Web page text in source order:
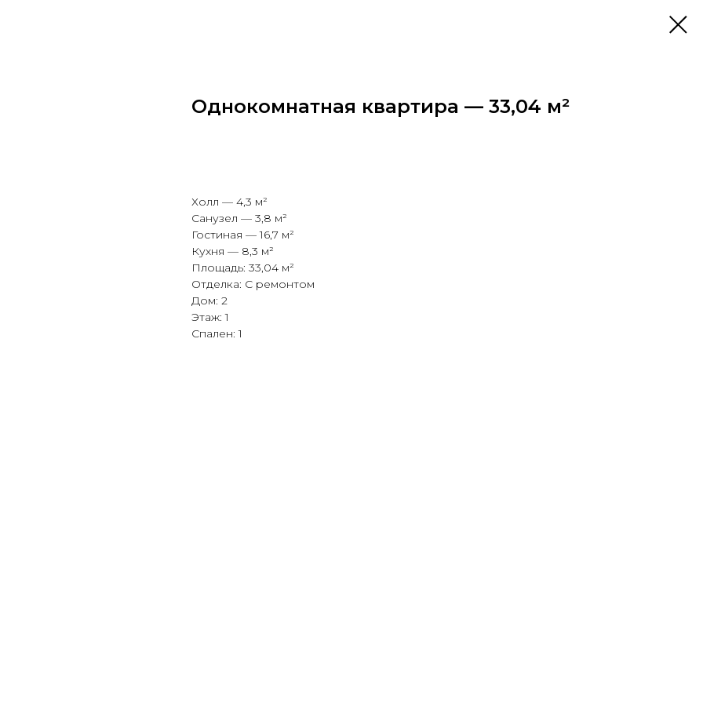
Однокомнатная квартира — 33,04 м²
Холл — 4,3 м²
Санузел — 3,8 м²
Гостиная — 16,7 м²
Кухня — 8,3 м²
Площадь: 33,04 м²
Отделка: С ремонтом
Дом: 2
Этаж: 1
Спален: 1